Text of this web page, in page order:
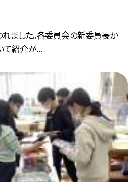
ました。各委員会の新委員長か
て紹介が...